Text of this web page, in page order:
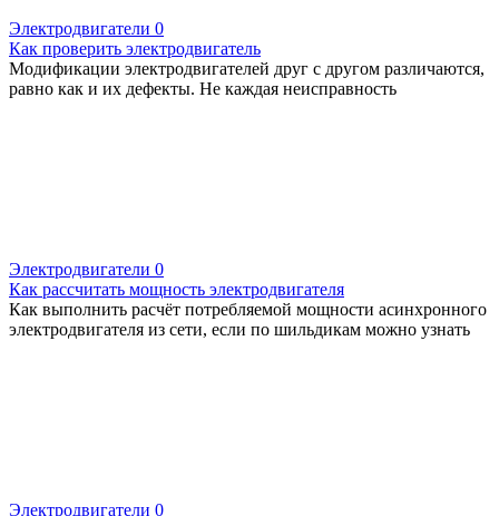
Электродвигатели 0
Как проверить электродвигатель
Модификации электродвигателей друг с другом различаются,
равно как и их дефекты. Не каждая неисправность
Электродвигатели 0
Как рассчитать мощность электродвигателя
Как выполнить расчёт потребляемой мощности асинхронного
электродвигателя из сети, если по шильдикам можно узнать
Электродвигатели 0